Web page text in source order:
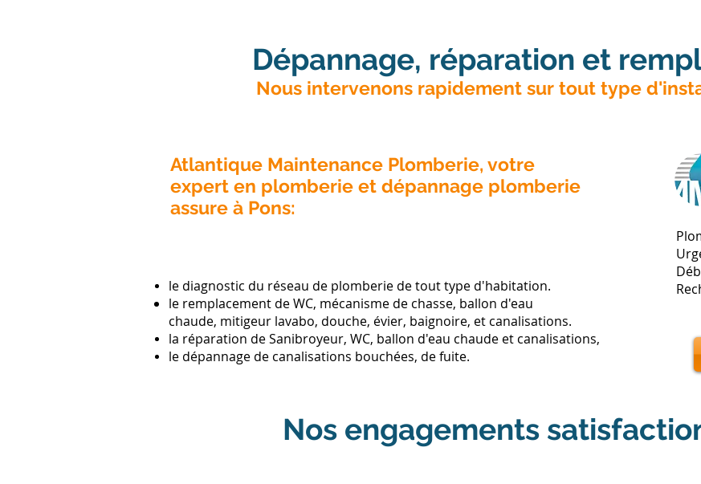
Dépannage, réparation et
Nous intervenons rapidement sur tout type
Atlantique Maintenance Plomberie, votre
expert en plomberie et dépannage plomberie
assure à Pons:
le diagnostic du réseau de plomberie de tout type d'habitation.
le remplacement de WC, mécanisme de chasse, ballon d'eau
chaude, mitigeur lavabo, douche, évier, baignoire, et canalisations.
la réparation de Sanibroyeur, WC, ballon d'eau chaude et canalisations,
le dépannage de canalisations bouchées, de fuite.
Nos engagements